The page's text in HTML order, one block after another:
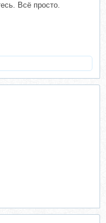
Всё просто.